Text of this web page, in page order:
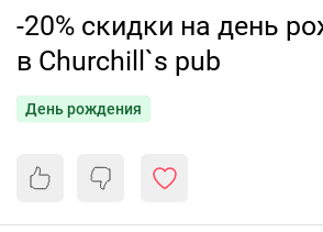
-20% скидки на день
в Churchill`s pub
День рождения